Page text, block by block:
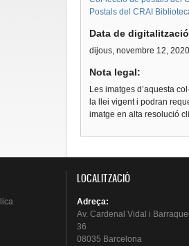
Postals del CRAI
Data de
dijous, novembre 12, 2020
Nota legal:
Les imatges d’aquesta
la llei vigent i podran
imatge en alta resolució
LOCALITZACIÓ
Adreça:
Av. Cardenal Vidal i
36
08035 Barcelona